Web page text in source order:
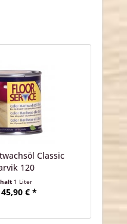
Classic
120
1 Liter
€ *